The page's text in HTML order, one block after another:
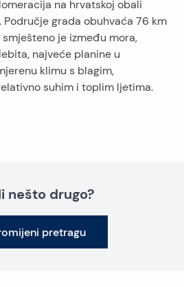
na hrvatskoj obali
Područje grada obuhvaća 76 km
je između mora,
najveće planine u
klimu s blagim,
suhim i toplim ljetima.
nešto drugo?
pretragu